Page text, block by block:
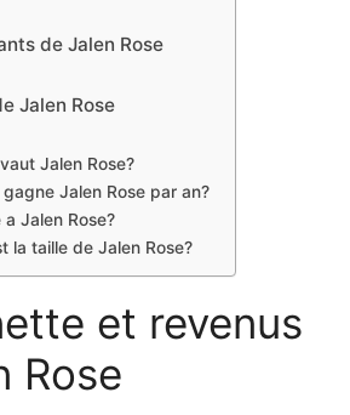
de Jalen Rose
Jalen Rose
Jalen Rose?
Jalen Rose par an?
a Jalen Rose?
la taille de Jalen Rose?
et revenus
Rose